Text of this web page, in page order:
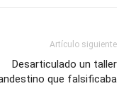
Artículo siguiente
Desarticulado un taller
que falsificaba